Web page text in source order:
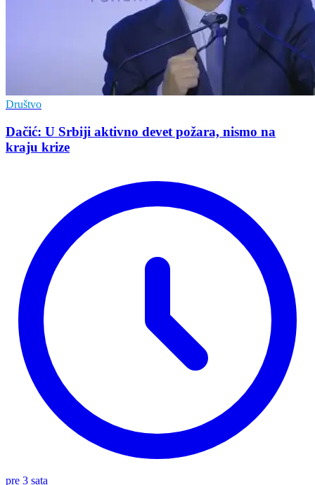
Društvo
Dačić: U Srbiji aktivno devet požara, nismo na
kraju krize
pre 3 sata